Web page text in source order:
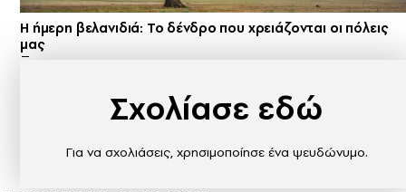
Η ήμερη βελανιδιά: Το δένδρο που χρειάζονται οι πόλεις
μας
Σχολίασε εδώ
Για να σχολιάσεις, χρησιμοποίησε ένα ψευδώνυμο.